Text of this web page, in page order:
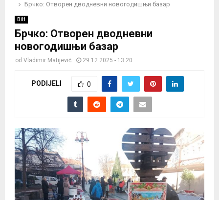
Брчко: Отворен дводневни новогодишњи базар
BiH
Брчко: Отворен дводневни
новогодишњи базар
od Vladimir Matijević 29.12.2025 - 13:20
PODIJELI 0